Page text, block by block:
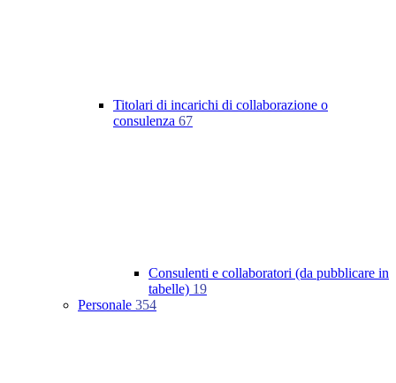
Titolari di incarichi di collaborazione o
consulenza 67
Consulenti e collaboratori (da pubblicare in
tabelle) 19
Personale 354